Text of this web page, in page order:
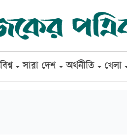
বিশ্ব সারা দেশ অর্থনীতি খেলা